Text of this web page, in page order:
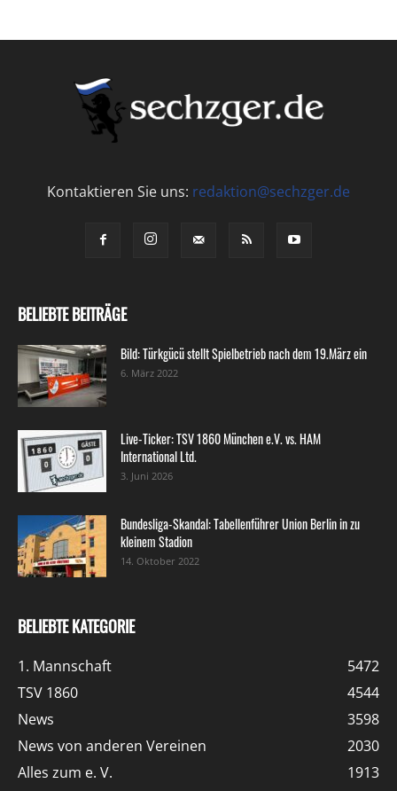
Kontaktieren Sie uns: redaktion@sechzger.de
BELIEBTE BEITRÄGE
Bild: Türkgücü stellt Spielbetrieb nach dem 19.März ein
6. März 2022
Live-Ticker: TSV 1860 München e.V. vs. HAM
International Ltd.
3. Juni 2026
Bundesliga-Skandal: Tabellenführer Union Berlin in zu
kleinem Stadion
14. Oktober 2022
BELIEBTE KATEGORIE
1. Mannschaft
5472
TSV 1860
4544
News
3598
News von anderen Vereinen
2030
Alles zum e. V.
1913